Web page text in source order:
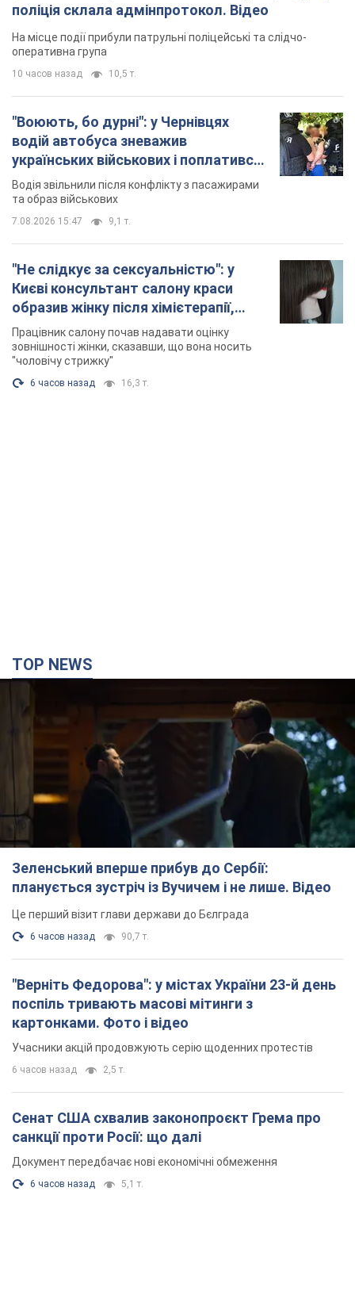
поліція склала адмінпротокол. Відео
На місце події прибули патрульні поліцейські та слідчо-
оперативна група
10 часов назад 10,5 т.
"Воюють, бо дурні": у Чернівцях
водій автобуса зневажив
українських військових і поплатився.
Відео
Водія звільнили після конфлікту з пасажирами
та образ військових
7.08.2026 15:47 9,1 т.
"Не слідкує за сексуальністю": у
Києві консультант салону краси
образив жінку після хімієтерапії,
розгорівся скандал. Фото
Працівник салону почав надавати оцінку
зовнішності жінки, сказавши, що вона носить
"чоловічу стрижку"
6 часов назад 16,3 т.
TOP NEWS
Зеленський вперше прибув до Сербії:
планується зустріч із Вучичем і не лише. Відео
Це перший візит глави держави до Бєлграда
6 часов назад 90,7 т.
"Верніть Федорова": у містах України 23-й день
поспіль тривають масові мітинги з
картонками. Фото і відео
Учасники акцій продовжують серію щоденних протестів
6 часов назад 2,5 т.
Сенат США схвалив законопроєкт Грема про
санкції проти Росії: що далі
Документ передбачає нові економічні обмеження
6 часов назад 5,1 т.